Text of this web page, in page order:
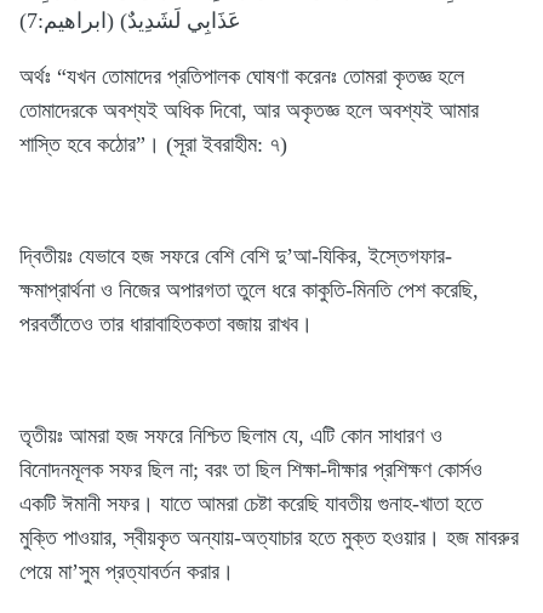
عَذَابِي لَشَدِيدٌ) (ابراهيم:7)
অর্থঃ “যখন তোমাদের প্রতিপালক ঘোষণা করেনঃ তোমরা কৃতজ্ঞ হলে
তোমাদেরকে অবশ্যই অধিক দিবো, আর অকৃতজ্ঞ হলে অবশ্যই আমার
শাস্তি হবে কঠোর”। (সূরা ইবরাহীম: ৭)
দ্বিতীয়ঃ যেভাবে হজ সফরে বেশি বেশি দু’আ-যিকির, ইস্তেগফার-
ক্ষমাপ্রার্থনা ও নিজের অপারগতা তুলে ধরে কাকুতি-মিনতি পেশ করেছি,
পরবর্তীতেও তার ধারাবাহিতকতা বজায় রাখব।
তৃতীয়ঃ আমরা হজ সফরে নিশ্চিত ছিলাম যে, এটি কোন সাধারণ ও
বিনোদনমূলক সফর ছিল না; বরং তা ছিল শিক্ষা-দীক্ষার প্রশিক্ষণ কোর্সও
একটি ঈমানী সফর। যাতে আমরা চেষ্টা করেছি যাবতীয় গুনাহ-খাতা হতে
মুক্তি পাওয়ার, স্বীয়কৃত অন্যায়-অত্যাচার হতে মুক্ত হওয়ার। হজ মাবরুর
পেয়ে মা’সুম প্রত্যাবর্তন করার।